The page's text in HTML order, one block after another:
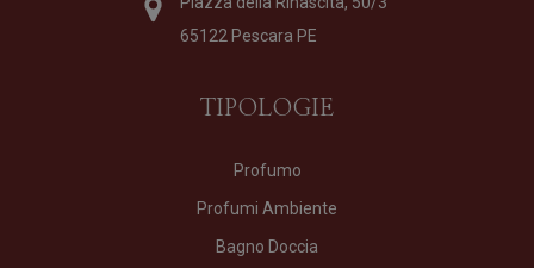
65122 Pescara PE
TIPOLOGIE
Profumo
Profumi Ambiente
Bagno Doccia